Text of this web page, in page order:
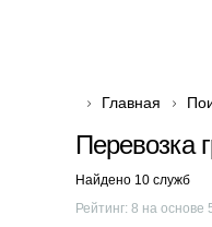
Главная
Перевозка
Найдено 10 служб
Рейтинг: 8 на основе